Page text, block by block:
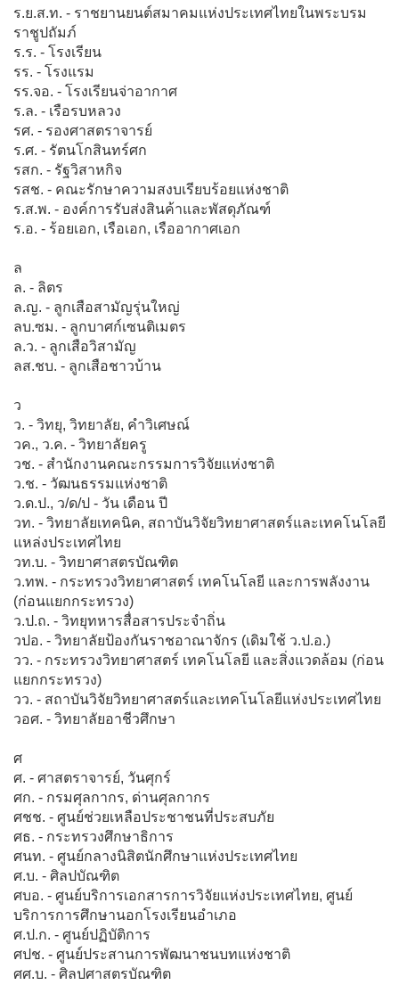
ร.ย.ส.ท. - ราชยานยนต์สมาคมแห่งประเทศไทยในพระบรม
ราชูปถัมภ์
ร.ร. - โรงเรียน
รร. - โรงแรม
รร.จอ. - โรงเรียนจ่าอากาศ
ร.ล. - เรือรบหลวง
รศ. - รองศาสตราจารย์
ร.ศ. - รัตนโกสินทร์ศก
รสก. - รัฐวิสาหกิจ
รสช. - คณะรักษาความสงบเรียบร้อยแห่งชาติ
ร.ส.พ. - องค์การรับส่งสินค้าและพัสดุภัณฑ์
ร.อ. - ร้อยเอก, เรือเอก, เรืออากาศเอก
ล
ล. - ลิตร
ล.ญ. - ลูกเสือสามัญรุ่นใหญ่
ลบ.ซม. - ลูกบาศก์เซนติเมตร
ล.ว. - ลูกเสือวิสามัญ
ลส.ชบ. - ลูกเสือชาวบ้าน
ว
ว. - วิทยุ, วิทยาลัย, คำวิเศษณ์
วค., ว.ค. - วิทยาลัยครู
วช. - สำนักงานคณะกรรมการวิจัยแห่งชาติ
ว.ช. - วัฒนธรรมแห่งชาติ
ว.ด.ป., ว/ด/ป - วัน เดือน ปี
วท. - วิทยาลัยเทคนิค, สถาบันวิจัยวิทยาศาสตร์และเทคโนโลยี
แหล่งประเทศไทย
วท.บ. - วิทยาศาสตรบัณฑิต
ว.ทพ. - กระทรวงวิทยาศาสตร์ เทคโนโลยี และการพลังงาน
(ก่อนแยกกระทรวง)
ว.ป.ถ. - วิทยุทหารสื่อสารประจำถิ่น
วปอ. - วิทยาลัยป้องกันราชอาณาจักร (เดิมใช้ ว.ป.อ.)
วว. - กระทรวงวิทยาศาสตร์ เทคโนโลยี และสิ่งแวดล้อม (ก่อน
แยกกระทรวง)
วว. - สถาบันวิจัยวิทยาศาสตร์และเทคโนโลยีแห่งประเทศไทย
วอศ. - วิทยาลัยอาชีวศึกษา
ศ
ศ. - ศาสตราจารย์, วันศุกร์
ศก. - กรมศุลกากร, ด่านศุลกากร
ศชช. - ศูนย์ช่วยเหลือประชาชนที่ประสบภัย
ศธ. - กระทรวงศึกษาธิการ
ศนท. - ศูนย์กลางนิสิตนักศึกษาแห่งประเทศไทย
ศ.บ. - ศิลปบัณฑิต
ศบอ. - ศูนย์บริการเอกสารการวิจัยแห่งประเทศไทย, ศูนย์
บริการการศึกษานอกโรงเรียนอำเภอ
ศ.ป.ก. - ศูนย์ปฏิบัติการ
ศปช. - ศูนย์ประสานการพัฒนาชนบทแห่งชาติ
ศศ.บ. - ศิลปศาสตรบัณฑิต